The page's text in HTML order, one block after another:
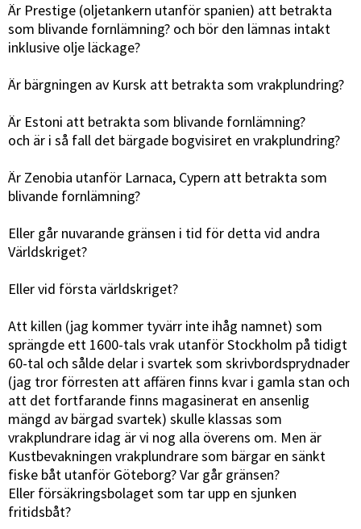
Är Prestige (oljetankern utanför spanien) att betrakta
som blivande fornlämning? och bör den lämnas intakt
inklusive olje läckage?
Är bärgningen av Kursk att betrakta som vrakplundring?
Är Estoni att betrakta som blivande fornlämning?
och är i så fall det bärgade bogvisiret en vrakplundring?
Är Zenobia utanför Larnaca, Cypern att betrakta som
blivande fornlämning?
Eller går nuvarande gränsen i tid för detta vid andra
Världskriget?
Eller vid första världskriget?
Att killen (jag kommer tyvärr inte ihåg namnet) som
sprängde ett 1600-tals vrak utanför Stockholm på tidigt
60-tal och sålde delar i svartek som skrivbordsprydnader
(jag tror förresten att affären finns kvar i gamla stan och
att det fortfarande finns magasinerat en ansenlig
mängd av bärgad svartek) skulle klassas som
vrakplundrare idag är vi nog alla överens om. Men är
Kustbevakningen vrakplundrare som bärgar en sänkt
fiske båt utanför Göteborg? Var går gränsen?
Eller försäkringsbolaget som tar upp en sjunken
fritidsbåt?